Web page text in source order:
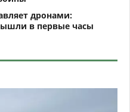
дронами:
в первые часы